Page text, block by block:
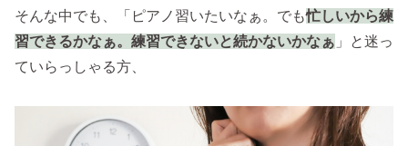
そんな中でも、「ピアノ習いたいなぁ。でも忙しいから練
習できるかなぁ。練習できないと続かないかなぁ 」と迷っ
ていらっしゃる方、